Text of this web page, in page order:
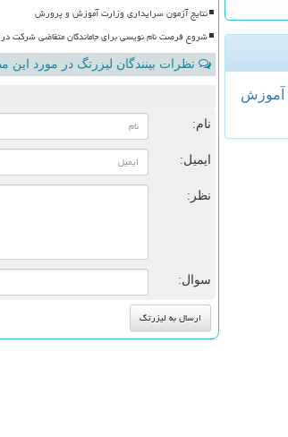
آموزش
نتایج آزمون سرایداری وزارت آموزش و پرورش
شروع فرصت نام نویسی برای جاماندگان متقاضی شرکت در
نظرات بینندگان لیزرتگ در مورد این
نام:
ایمیل:
نظر:
سوال: